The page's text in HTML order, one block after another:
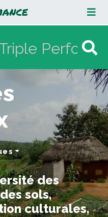
des
sols,
culturales,